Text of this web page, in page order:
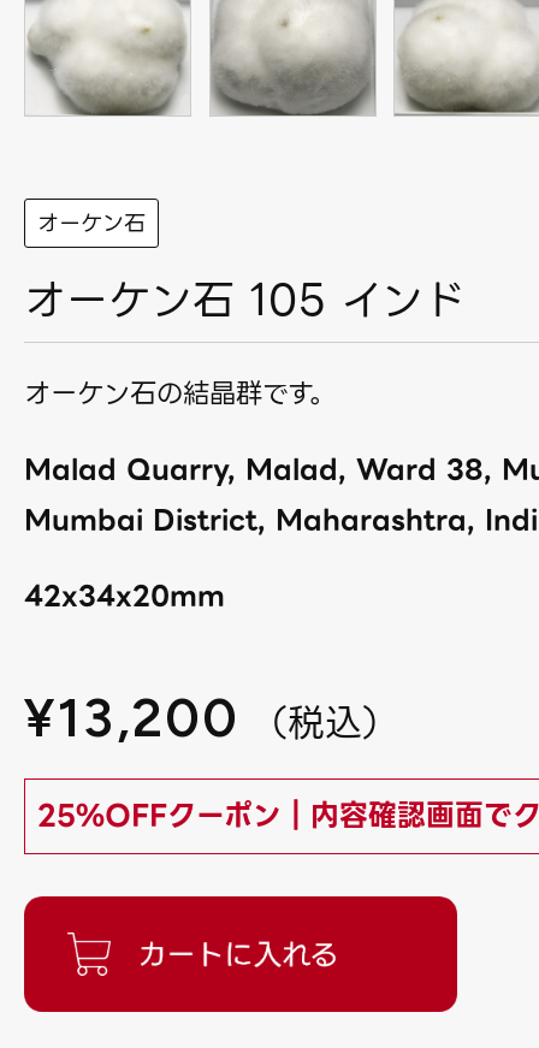
オーケン石
オーケン石 105 インド
オーケン石の結晶群です。
Malad Quarry, Malad, Ward 38,
Mumbai District, Maharashtra,
42x34x20mm
¥13,200 （税込）
25%OFFクーポン｜内容確認画面で